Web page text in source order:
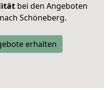
bei den Angeboten
Schöneberg.
erhalten